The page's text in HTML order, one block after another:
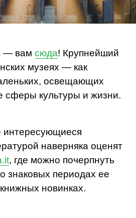
— вам сюда! Крупнейший
музеях — как
освещающих
сферы культуры и жизни.
интересующиеся
наверняка оценят
, где можно почерпнуть
знаковых периодах ее
новинках.